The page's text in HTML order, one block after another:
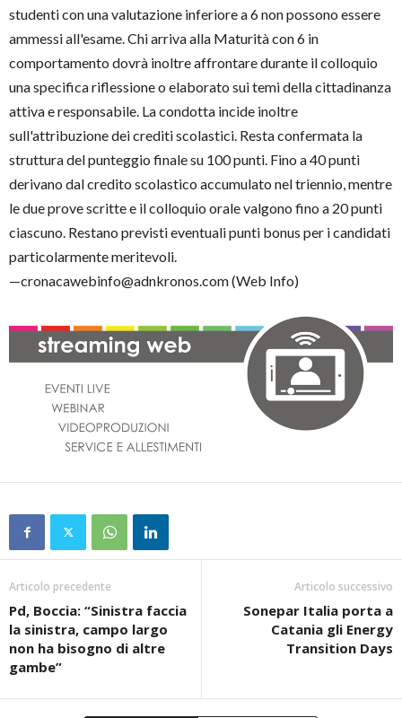
studenti con una valutazione inferiore a 6 non possono essere
ammessi all'esame. Chi arriva alla Maturità con 6 in
comportamento dovrà inoltre affrontare durante il colloquio
una specifica riflessione o elaborato sui temi della cittadinanza
attiva e responsabile. La condotta incide inoltre
sull'attribuzione dei crediti scolastici. Resta confermata la
struttura del punteggio finale su 100 punti. Fino a 40 punti
derivano dal credito scolastico accumulato nel triennio, mentre
le due prove scritte e il colloquio orale valgono fino a 20 punti
ciascuno. Restano previsti eventuali punti bonus per i candidati
particolarmente meritevoli.
—cronacawebinfo@adnkronos.com (Web Info)
Articolo precedente
Pd, Boccia: “Sinistra faccia
la sinistra, campo largo
non ha bisogno di altre
gambe”
Articolo successivo
Sonepar Italia porta a
Catania gli Energy
Transition Days